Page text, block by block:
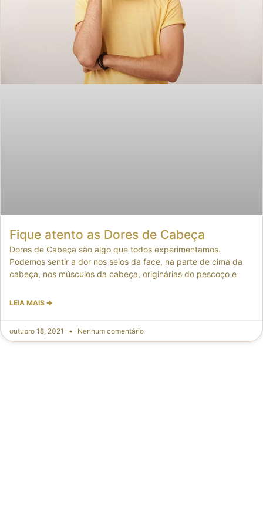
Fique atento as Dores de Cabeça
Dores de Cabeça são algo que todos experimentamos.
Podemos sentir a dor nos seios da face, na parte de cima da
cabeça, nos músculos da cabeça, originárias do pescoço e
LEIA MAIS 🡲
outubro 18, 2021 Nenhum comentário